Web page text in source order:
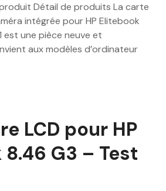
Détail de produits La carte
intégrée pour HP Elitebook
une pièce neuve et
aux modèles d’ordinateur
LCD pour HP
G3 – Test